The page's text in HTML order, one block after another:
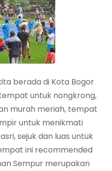
berada di Kota Bogor
untuk nongkrong,
murah meriah, tempat
untuk menikmati
sejuk dan luas untuk
ini recommended
Sempur merupakan